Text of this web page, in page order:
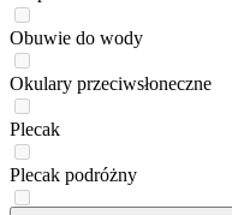
Obuwie do wody
Okulary przeciwsłoneczne
Plecak
Plecak podróżny